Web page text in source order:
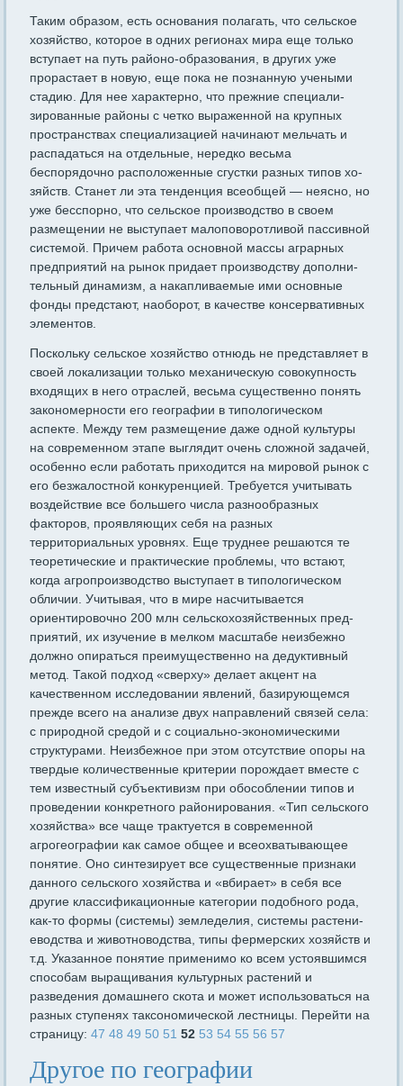
Таким образом, есть основания полагать, что сельское
хозяйство, которое в одних регионах мира еще только
вступает на путь районо-образования, в других уже
прорастает в новую, еще пока не познан­ную учеными
стадию. Для нее характерно, что прежние специали­
зированные районы с четко выраженной на крупных
пространствах специализацией начинают мельчать и
распадаться на отдельные, не­редко весьма
беспорядочно расположенные сгустки разных типов хо­
зяйств. Станет ли эта тенденция всеобщей — неясно, но
уже бесспор­но, что сельское производство в своем
размещении не выступает малоповоротливой пассивной
системой. Причем работа основной мас­сы аграрных
предприятий на рынок придает производству дополни­
тельный динамизм, а накапливаемые ими основные
фонды предстают, наоборот, в качестве консервативных
элементов.
Поскольку сельское хозяйство отнюдь не представляет в
своей локализации только механическую совокупность
входящих в него отраслей, весьма существенно понять
закономерности его геогра­фии в типологическом
аспекте. Между тем размещение даже одной культуры
на современном этапе выглядит очень сложной задачей,
особенно если работать приходится на мировой рынок с
его безжа­лостной конкуренцией. Требуется учитывать
воздействие все боль­шего числа разнообразных
факторов, проявляющих себя на разных
территориальных уровнях. Еще труднее решаются те
теоретические и практические проблемы, что встают,
когда агропроизводство вы­ступает в типологическом
обличии. Учитывая, что в мире насчитывается
ориентировочно 200 млн сельскохозяйственных пред­
приятий, их изучение в мелком масштабе неизбежно
должно опи­раться преимущественно на дедуктивный
метод. Такой подход «свер­ху» делает акцент на
качественном исследовании явлений, базиру­ющемся
прежде всего на анализе двух направлений связей села:
с природной средой и с социально-экономическими
структурами. Не­избежное при этом отсутствие опоры на
твердые количественные критерии порождает вместе с
тем известный субъективизм при обособлении типов и
проведении конкретного районирования. «Тип сельского
хозяйства» все чаще трактуется в современной
агрогеографии как самое общее и всеохватывающее
понятие. Оно синтези­рует все существенные признаки
данного сельского хозяйства и «вбирает» в себя все
другие классификационные категории подо­бного рода,
как-то формы (системы) земледелия, системы растени­
еводства и животноводства, типы фермерских хозяйств и
т.д. Ука­занное понятие применимо ко всем устоявшимся
способам выращи­вания культурных растений и
разведения домашнего скота и может использоваться на
разных ступенях таксономической лестницы. Перейти на
страницу:47 48 49 50 51 52 53 54 55 56 57
Другое по географии